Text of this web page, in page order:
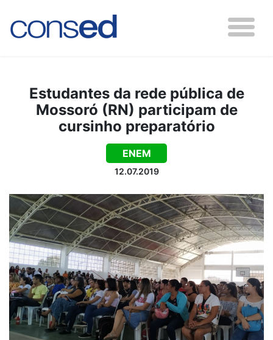
Estudantes da rede pública de
Mossoró (RN) participam de
cursinho preparatório
ENEM
12.07.2019